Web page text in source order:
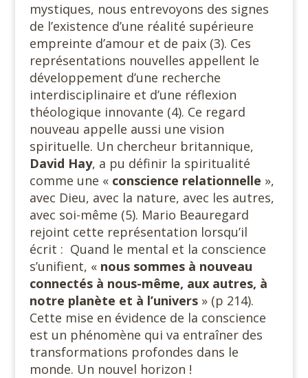
mystiques, nous entrevoyons des signes
de l’existence d’une réalité supérieure
empreinte d’amour et de paix (3). Ces
représentations nouvelles appellent le
développement d’une recherche
interdisciplinaire et d’une réflexion
théologique innovante (4). Ce regard
nouveau appelle aussi une vision
spirituelle. Un chercheur britannique,
David Hay, a pu définir la spiritualité
comme une « conscience relationnelle »,
avec Dieu, avec la nature, avec les autres,
avec soi-même (5). Mario Beauregard
rejoint cette représentation lorsqu’il
écrit : Quand le mental et la conscience
s’unifient, « nous sommes à nouveau
connectés à nous-même, aux autres, à
notre planète et à l’univers » (p 214).
Cette mise en évidence de la conscience
est un phénomène qui va entraîner des
transformations profondes dans le
monde. Un nouvel horizon !